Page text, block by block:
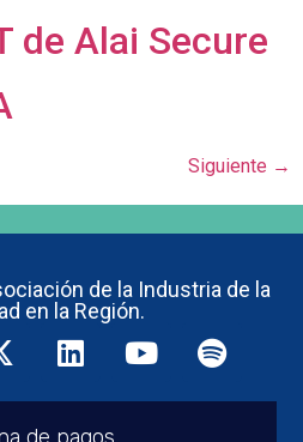
de Alai Secure
Siguiente →
de la Industria de la
en la Región.